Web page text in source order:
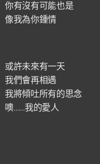
你有沒有可能也是
像我為你鍾情
或許未來有一天
我們會再相遇
我將傾吐所有的思念
噢……我的愛人